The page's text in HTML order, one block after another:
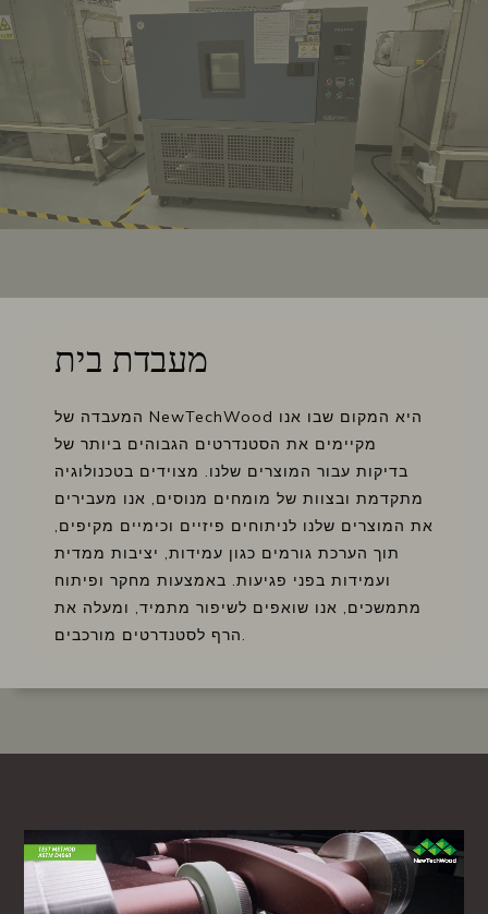
מעבדת בית
המעבדה של NewTechWood היא המקום שבו אנו
מקיימים את הסטנדרטים הגבוהים ביותר של
בדיקות עבור המוצרים שלנו. מצוידים בטכנולוגיה
מתקדמת ובצוות של מומחים מנוסים, אנו מעבירים
את המוצרים שלנו לניתוחים פיזיים וכימיים מקיפים,
תוך הערכת גורמים כגון עמידות, יציבות ממדית
ועמידות בפני פגיעות. באמצעות מחקר ופיתוח
מתמשכים, אנו שואפים לשיפור מתמיד, ומעלה את
הרף לסטנדרטים מורכבים.